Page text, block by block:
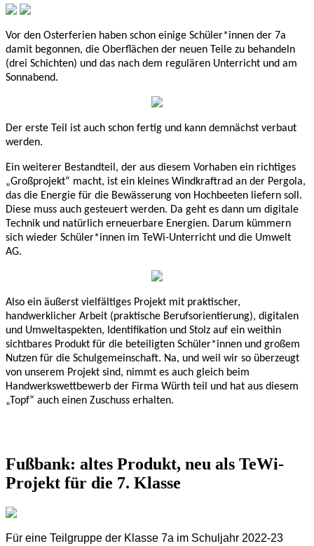
Vor den Osterferien haben schon einige Schüler*innen der 7a
damit begonnen, die Oberflächen der neuen Teile zu behandeln
(drei Schichten) und das nach dem regulären Unterricht und am
Sonnabend.
Der erste Teil ist auch schon fertig und kann demnächst verbaut
werden.
Ein weiterer Bestandteil, der aus diesem Vorhaben ein richtiges
„Großprojekt“ macht, ist ein kleines Windkraftrad an der Pergola,
das die Energie für die Bewässerung von Hochbeeten liefern soll.
Diese muss auch gesteuert werden. Da geht es dann um digitale
Technik und natürlich erneuerbare Energien. Darum kümmern
sich wieder Schüler*innen im TeWi-Unterricht und die Umwelt
AG.
Also ein äußerst vielfältiges Projekt mit praktischer,
handwerklicher Arbeit (praktische Berufsorientierung), digitalen
und Umweltaspekten, Identifikation und Stolz auf ein weithin
sichtbares Produkt für die beteiligten Schüler*innen und großem
Nutzen für die Schulgemeinschaft. Na, und weil wir so überzeugt
von unserem Projekt sind, nimmt es auch gleich beim
Handwerkswettbewerb der Firma Würth teil und hat aus diesem
„Topf“ auch einen Zuschuss erhalten.
Fußbank: altes Produkt, neu als TeWi-
Projekt für die 7. Klasse
Für eine Teilgruppe der Klasse 7a im Schuljahr 2022-23